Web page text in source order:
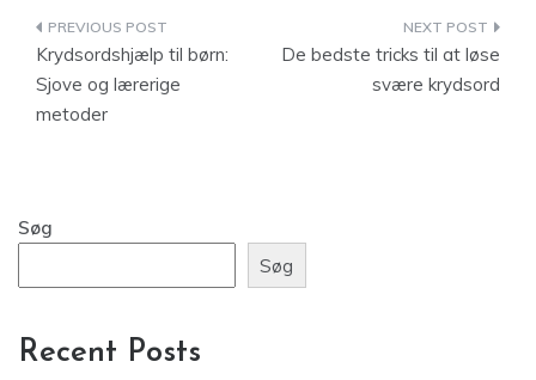
Indlægsnavigation
Krydsordshjælp til børn:
Sjove og lærerige
metoder
De bedste tricks til at løse
svære krydsord
Søg
Søg
Recent Posts